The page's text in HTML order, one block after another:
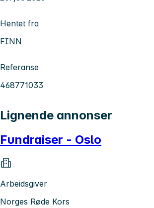
Hentet fra
FINN
Referanse
468771033
Lignende annonser
Fundraiser - Oslo
Arbeidsgiver
Norges Røde Kors